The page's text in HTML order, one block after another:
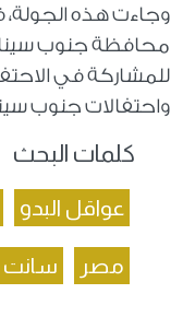
وجاءت هذه الجولة،
محافظة جنوب
للمشاركة في
واحتفالات جنوب
كلمات البحث
عواقل البدو
مصر سانت